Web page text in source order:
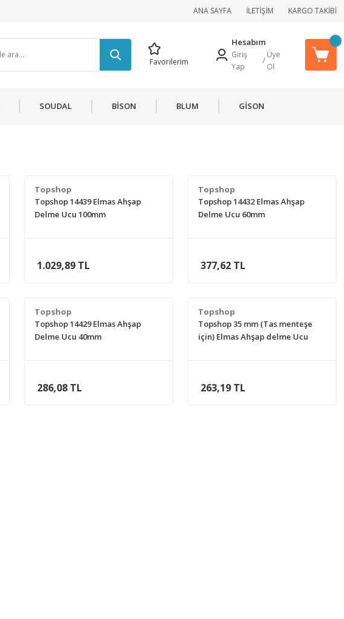
ANA SAYFA İLETİŞİM KARGO TAKİBİ
Favorilerim
Hesabım
Giriş
Yap
/
Üye
Ol
SOUDAL BİSON BLUM GİSON
Topshop
Topshop 14439 Elmas Ahşap
Delme Ucu 100mm
1.029,89 TL
Topshop
Topshop 14432 Elmas Ahşap
Delme Ucu 60mm
377,62 TL
Topshop
Topshop 14429 Elmas Ahşap
Delme Ucu 40mm
286,08 TL
Topshop
Topshop 35 mm (Tas menteşe
için) Elmas Ahşap delme Ucu
263,19 TL